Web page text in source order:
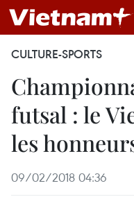
CULTURE-SPORTS
futsal : le
les
09/02/2018 04:36